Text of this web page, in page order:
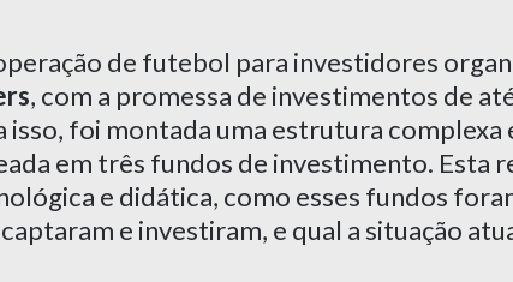
de futebol para investidores
, com a promessa de investimentos de
isso, foi montada uma estrutura complexa
em três fundos de investimento. Esta
e didática, como esses fundos
e investiram, e qual a situação